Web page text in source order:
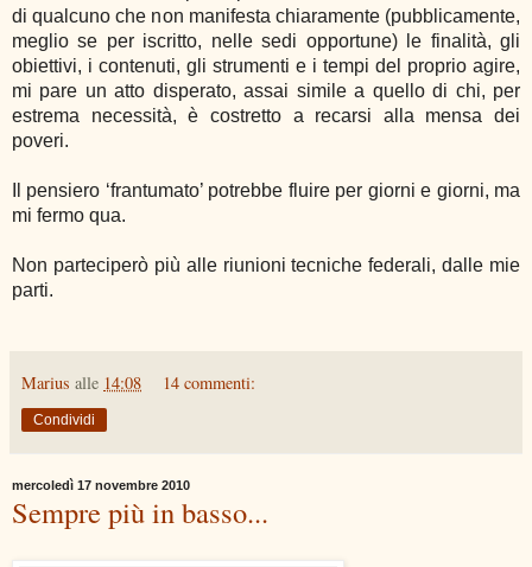
di qualcuno che non manifesta chiaramente (pubblicamente,
meglio se per iscritto, nelle sedi opportune) le finalità, gli
obiettivi, i contenuti, gli strumenti e i tempi del proprio agire,
mi pare un atto disperato, assai simile a quello di chi, per
estrema necessità, è costretto a recarsi alla mensa dei
poveri.
Il pensiero ‘frantumato’ potrebbe fluire per giorni e giorni, ma
mi fermo qua.
Non parteciperò più alle riunioni tecniche federali, dalle mie
parti.
Marius alle 14:08 14 commenti:
Condividi
mercoledì 17 novembre 2010
Sempre più in basso...